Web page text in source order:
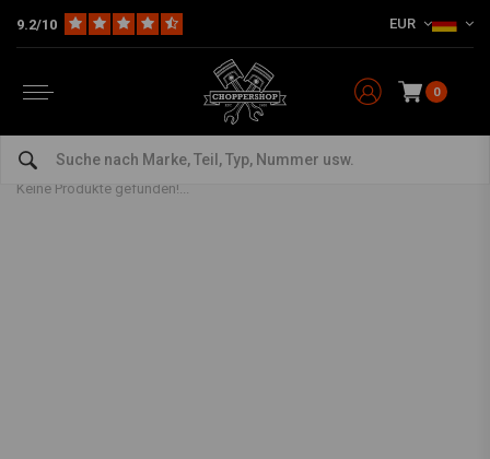
9.2/10 EUR
0
TourMax
Home Marken TourMax
Keine Produkte gefunden!...